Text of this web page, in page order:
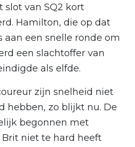
slot van SQ2 kort
Hamilton, die op dat
een snelle ronde om
een slachtoffer van
als elfde.
zijn snelheid niet
hebben, zo blijkt nu. De
begonnen met
niet te hard heeft